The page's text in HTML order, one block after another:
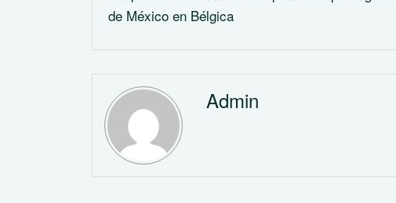
de México en Bélgica
Admin